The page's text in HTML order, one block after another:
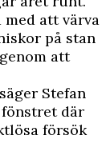
med att värva
på stan
att
Stefan
där
försök